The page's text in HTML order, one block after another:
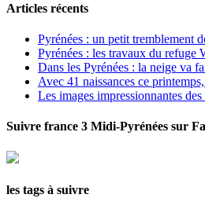
Articles récents
Pyrénées : un petit tremblement
Pyrénées : les travaux du refuge
Dans les Pyrénées : la neige va
Avec 41 naissances ce
Les images impressionnantes
Suivre france 3 Midi-Pyrénées sur
les tags à suivre